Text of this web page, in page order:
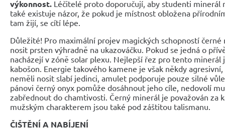
výkonnost. Léčitelé proto doporučují, aby studenti minerál
také existuje názor, že pokud je místnost obložena
tam žijí, se cítí lépe.
Důležité! Pro maximální projev magických schopností
nosit prsten výhradně na ukazováčku. Pokud se jedná o
nacházejí v zóně solar plexu. Nejlepší řez pro tento minerál
kabošon. Energie takového kamene je však někdy
neměli nosit slabí jedinci, amulet podporuje pouze silné
pánovi černý onyx pomůže dosáhnout jeho cíle, nedovolí
zabřednout do chamtivosti. Černý minerál je považován za
mužským charakterem jsou také pod záštitou talismanu.
ČIŠTĚNÍ A NABÍJENÍ